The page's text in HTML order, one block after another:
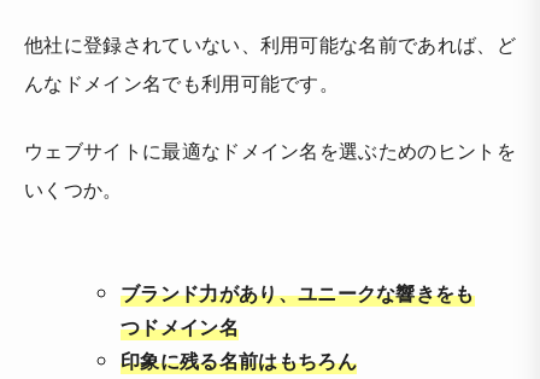
他社に登録されていない、利用可能な名前であれば、ど
んなドメイン名でも利用可能です。
ウェブサイトに最適なドメイン名を選ぶためのヒントを
いくつか。
ブランド力があり、ユニークな響きをも
つドメイン名
印象に残る名前はもちろん